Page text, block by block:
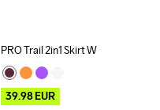
Outlet
PRO Trail 2in1 Skirt W
39.98EUR